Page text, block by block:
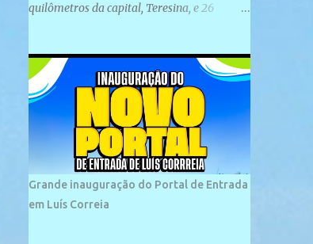
quilômetros da capital, Teresina, e 26
plana e retilínea na maior parte de sua
extensão, chegando a mais ou menos a 1,5
km de paisagens exuberantes. Possui ondas
suaves devido ao extensivo molhe de pedras
que não chegam a 2 metros de altura, não
apresentando dunas em seu espaço
geográfico. Não se sabe ao certo porque a
praia leva esse nome, e muitas das suas
Grande inauguração do Portal de Entrada
em Luís Correia